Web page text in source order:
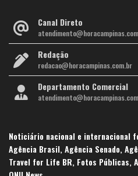
Canal Direto
Redação
redacao@horacampinas.com.br
Departamento Comercial
Noticiário nacional e internacional
Agência Brasil, Agência Senado,
Travel for Life BR, Fotos Públicas,